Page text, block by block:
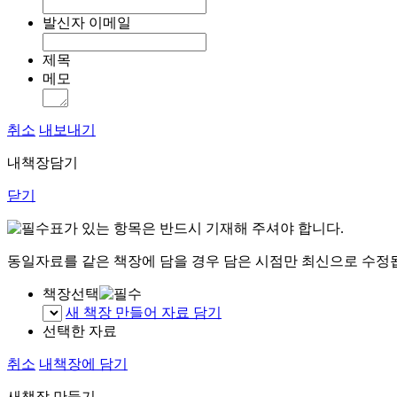
발신자 이메일
제목
메모
취소 내보내기
내책장담기
닫기
표가 있는 항목은 반드시 기재해 주셔야 합니다.
동일자료를 같은 책장에 담을 경우 담은 시점만 최신으로 수정
책장선택
새 책장 만들어 자료 담기
선택한 자료
취소 내책장에 담기